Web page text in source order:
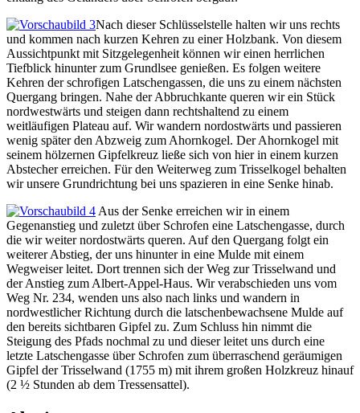
Nach dieser Schlüsselstelle halten wir uns rechts
und kommen nach kurzen Kehren zu einer Holzbank. Von diesem
Aussichtpunkt mit Sitzgelegenheit können wir einen herrlichen
Tiefblick hinunter zum Grundlsee genießen. Es folgen weitere
Kehren der schrofigen Latschengassen, die uns zu einem nächsten
Quergang bringen. Nahe der Abbruchkante queren wir ein Stück
nordwestwärts und steigen dann rechtshaltend zu einem
weitläufigen Plateau auf. Wir wandern nordostwärts und passieren
wenig später den Abzweig zum Ahornkogel. Der Ahornkogel mit
seinem hölzernen Gipfelkreuz ließe sich von hier in einem kurzen
Abstecher erreichen. Für den Weiterweg zum Trisselkogel behalten
wir unsere Grundrichtung bei uns spazieren in eine Senke hinab.
Aus der Senke erreichen wir in einem
Gegenanstieg und zuletzt über Schrofen eine Latschengasse, durch
die wir weiter nordostwärts queren. Auf den Quergang folgt ein
weiterer Abstieg, der uns hinunter in eine Mulde mit einem
Wegweiser leitet. Dort trennen sich der Weg zur Trisselwand und
der Anstieg zum Albert-Appel-Haus. Wir verabschieden uns vom
Weg Nr. 234, wenden uns also nach links und wandern in
nordwestlicher Richtung durch die latschenbewachsene Mulde auf
den bereits sichtbaren Gipfel zu. Zum Schluss hin nimmt die
Steigung des Pfads nochmal zu und dieser leitet uns durch eine
letzte Latschengasse über Schrofen zum überraschend geräumigen
Gipfel der Trisselwand (1755 m) mit ihrem großen Holzkreuz hinauf
(2 ½ Stunden ab dem Tressensattel).